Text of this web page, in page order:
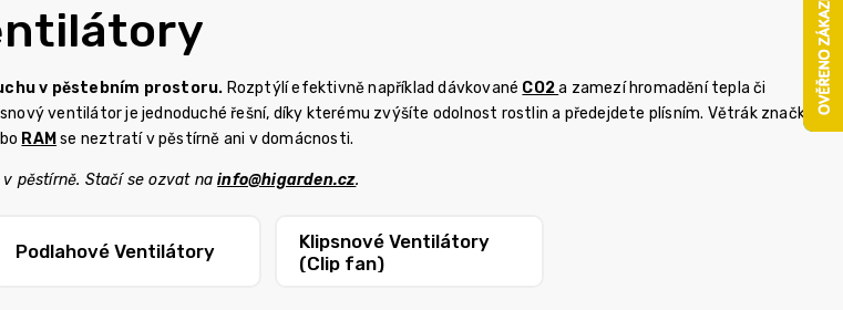
v pěstebním prostoru. Rozptýlí efektivně například dávkované CO2a zamezí hromadění tepla či
ventilátor je jednoduché řešní, díky kterému zvýšíte odolnost rostlin a předejdete plísním. Větrák značky
RAM se neztratí v pěstírně ani v domácnosti.
v pěstírně. Stačí se ozvat nainfo@higarden.cz.
Podlahové Ventilátory
Klipsnové Ventilátory
(Clip fan)